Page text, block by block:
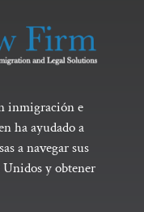
inmigración e
ha ayudado a
a navegar sus
Unidos y obtener